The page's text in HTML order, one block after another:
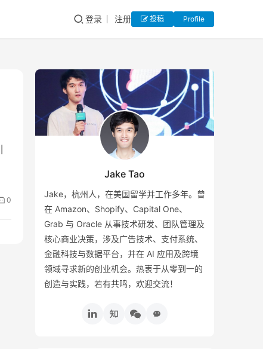
登录 注册 投稿 Profile
0
Jake Tao
Jake，杭州人，在美国留学并工作多年。曾
在 Amazon、Shopify、Capital One、
Grab 与 Oracle 从事技术研发、团队管理及
核心商业决策，涉及广告技术、支付系统、
金融科技与数据平台，并在 AI 应用及跨境
领域寻求新的创业机会。热衷于从零到一的
创造与实践，若有共鸣，欢迎交流！